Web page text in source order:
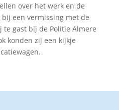
over het werk en de
een vermissing met de
te gast bij de Politie Almere
konden zij een kijkje